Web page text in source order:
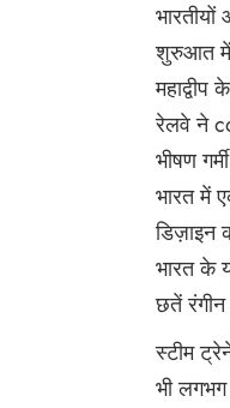
शुरुआत में
रेलवे ने
भीषण
भारत में
डिज़ाइन
भारत के
छतें
स्टीम
भी